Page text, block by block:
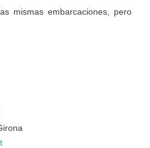
mismas embarcaciones, pero